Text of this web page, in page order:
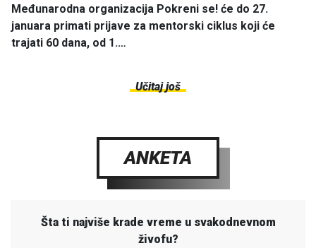
Međunarodna organizacija Pokreni se! će do 27.
januara primati prijave za mentorski ciklus koji će
trajati 60 dana, od 1.…
Učitaj još
ANKETA
Šta ti najviše krade vreme u svakodnevnom
živofu?